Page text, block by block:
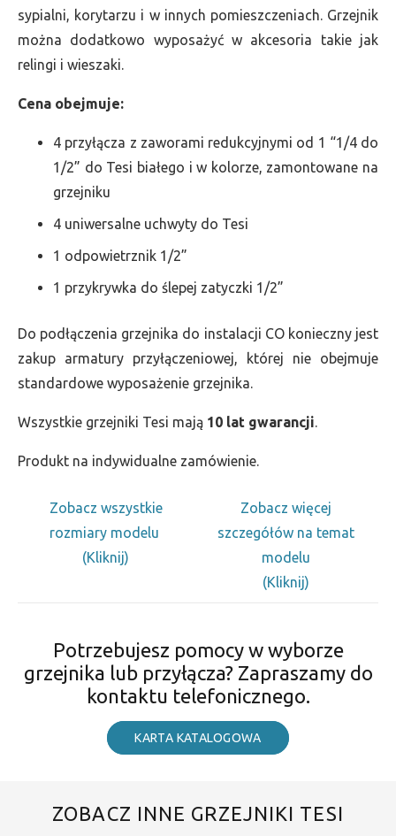
sypialni, korytarzu i w innych pomieszczeniach. Grzejnik
można dodatkowo wyposażyć w akcesoria takie jak
relingi i wieszaki.
Cena obejmuje:
4 przyłącza z zaworami redukcyjnymi od 1 “1/4 do
1/2” do Tesi białego i w kolorze, zamontowane na
grzejniku
4 uniwersalne uchwyty do Tesi
1 odpowietrznik 1/2”
1 przykrywka do ślepej zatyczki 1/2”
Do podłączenia grzejnika do instalacji CO konieczny jest
zakup armatury przyłączeniowej, której nie obejmuje
standardowe wyposażenie grzejnika.
Wszystkie grzejniki Tesi mają 10 lat gwarancji.
Produkt na indywidualne zamówienie.
Zobacz wszystkie
rozmiary modelu
(Kliknij)
Zobacz więcej
szczegółów na temat
modelu
(Kliknij)
Potrzebujesz pomocy w wyborze
grzejnika lub przyłącza? Zapraszamy do
kontaktu telefonicznego.
KARTA KATALOGOWA
ZOBACZ INNE GRZEJNIKI TESI